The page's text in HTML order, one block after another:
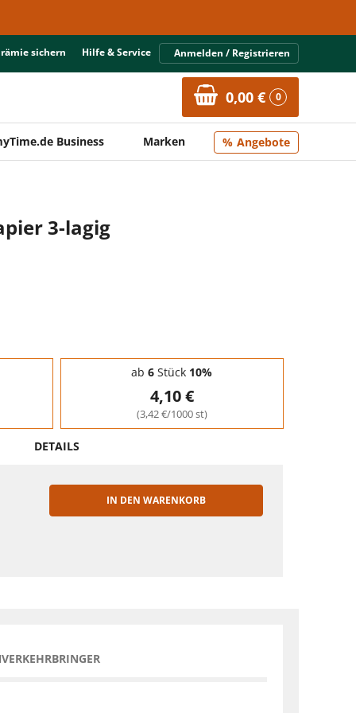
sichern Hilfe & Service Anmelden / Registrieren
0,00 € 0
Business Marken Angebote
3-lagig
ab 6 Stück 10%
4,10 €
(3,42 €/1000 st)
DETAILS
IN DEN WARENKORB